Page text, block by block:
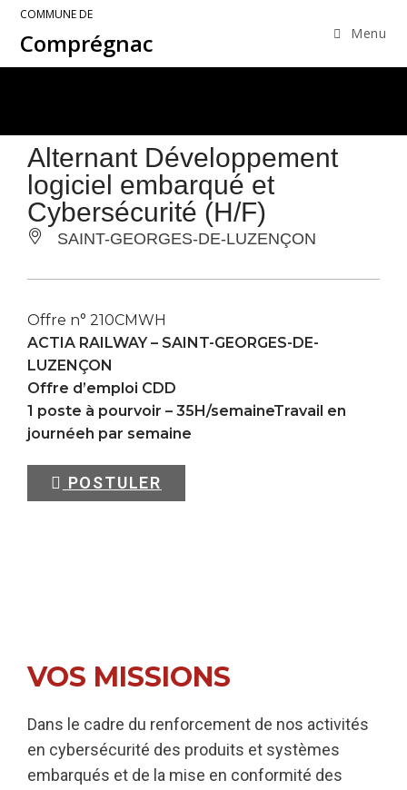
COMMUNE DE
Comprégnac Menu
Alternant Développement
logiciel embarqué et
Cybersécurité (H/F)
SAINT-GEORGES-DE-LUZENÇON
Offre n° 210CMWH
ACTIA RAILWAY – SAINT-GEORGES-DE-
LUZENÇON
Offre d’emploi CDD
1 poste à pourvoir – 35H/semaineTravail en
journéeh par semaine
POSTULER
VOS MISSIONS
Dans le cadre du renforcement de nos activités
en cybersécurité des produits et systèmes
embarqués et de la mise en conformité des